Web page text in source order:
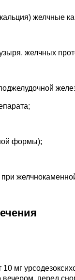
желчные
желчных
формы);
мг
перед